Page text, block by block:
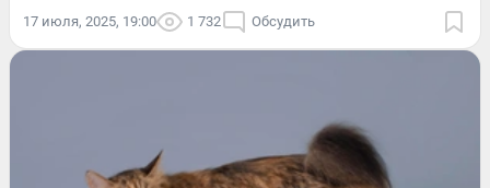
17 июля, 2025, 19:00 1 732 Обсудить